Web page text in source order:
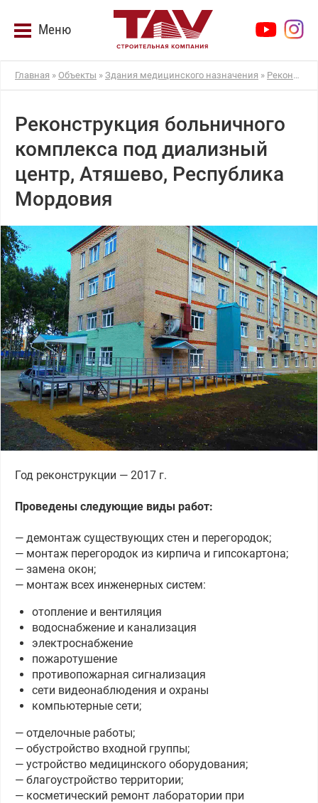
Меню
Главная » Объекты » Здания медицинского назначения » Реконструкция больничного комплекса под диализный центр, Атяшево
Реконструкция больничного
комплекса под диализный
центр, Атяшево, Республика
Мордовия
Год реконструкции — 2017 г.
Проведены следующие виды работ:
— демонтаж существующих стен и перегородок;
— монтаж перегородок из кирпича и гипсокартона;
— замена окон;
— монтаж всех инженерных систем:
отопление и вентиляция
водоснабжение и канализация
электроснабжение
пожаротушение
противопожарная сигнализация
сети видеонаблюдения и охраны
компьютерные сети;
— отделочные работы;
— обустройство входной группы;
— устройство медицинского оборудования;
— благоустройство территории;
— косметический ремонт лаборатории при